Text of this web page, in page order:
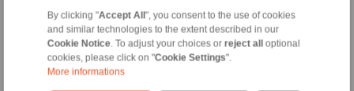
By clicking "Accept All", you consent to the use of cookies
and similar technologies to the extent described in our
Cookie Notice . To adjust your choices or reject alloptional
cookies, please click on "Cookie Settings".
More informations
İletişim